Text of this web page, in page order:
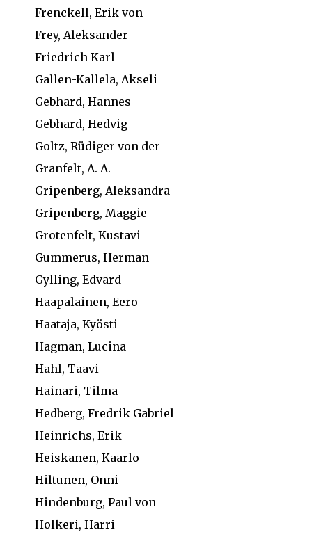
Frenckell, Erik von
Frey, Aleksander
Friedrich Karl
Gallen-Kallela, Akseli
Gebhard, Hannes
Gebhard, Hedvig
Goltz, Rüdiger von der
Granfelt, A. A.
Gripenberg, Aleksandra
Gripenberg, Maggie
Grotenfelt, Kustavi
Gummerus, Herman
Gylling, Edvard
Haapalainen, Eero
Haataja, Kyösti
Hagman, Lucina
Hahl, Taavi
Hainari, Tilma
Hedberg, Fredrik Gabriel
Heinrichs, Erik
Heiskanen, Kaarlo
Hiltunen, Onni
Hindenburg, Paul von
Holkeri, Harri